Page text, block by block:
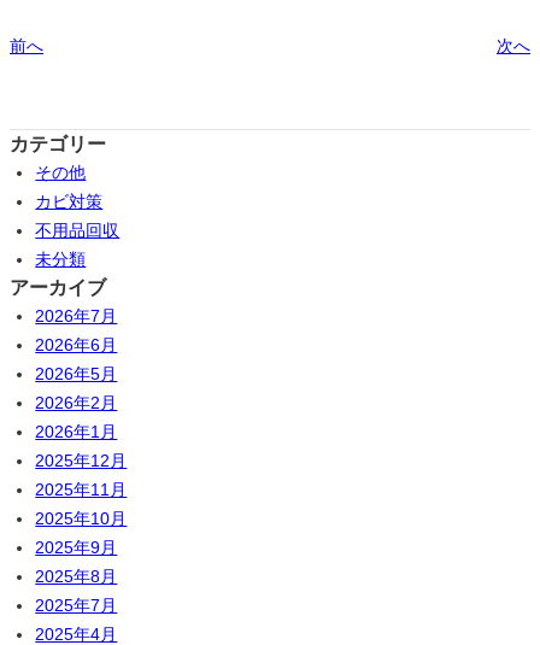
前へ 次へ
カテゴリー
その他
カビ対策
不用品回収
未分類
アーカイブ
2026年7月
2026年6月
2026年5月
2026年2月
2026年1月
2025年12月
2025年11月
2025年10月
2025年9月
2025年8月
2025年7月
2025年4月